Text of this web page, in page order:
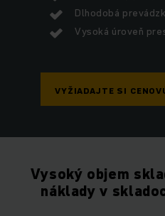
Dlhodobá
Vysoká úroveň
VYŽIADAJTE SI
Vysoký objem
náklady v